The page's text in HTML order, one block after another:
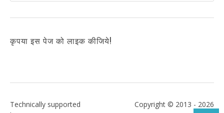
कृपया इस पेज को लाइक कीजिये!
Technically supported
Copyright © 2013 - 2026